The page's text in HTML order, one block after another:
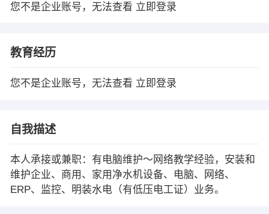
您不是企业账号，无法查看 立即登录
教育经历
您不是企业账号，无法查看 立即登录
自我描述
本人承接或兼职：有电脑维护～网络教学经验，安装和
维护企业、商用、家用净水机设备、电脑、网络、
ERP、监控、明装水电（有低压电工证）业务。